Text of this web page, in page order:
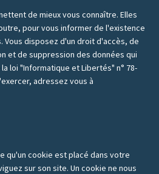
de mieux vous connaître. Elles
pour vous informer de l'existence
disposez d'un droit d'accès, de
et de suppression des données qui
loi "Informatique et Libertés" n° 78-
adressez vous à
qu'un cookie est placé dans votre
sur son site. Un cookie ne nous